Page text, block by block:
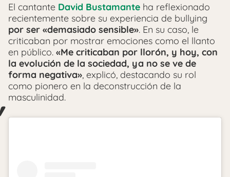
El cantante David Bustamante ha reflexionado
recientemente sobre su experiencia de bullying
por ser «demasiado sensible». En su caso, le
criticaban por mostrar emociones como el llanto
en público. «Me criticaban por llorón, y hoy, con
la evolución de la sociedad, ya no se ve de
forma negativa», explicó, destacando su rol
como pionero en la deconstrucción de la
masculinidad.